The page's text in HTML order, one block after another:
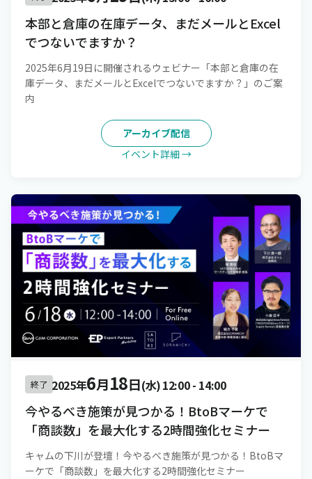
本部と倉庫の在庫データ、まだメールとExcel
でつないでますか？
2025年6月19日に開催されるウェビナー「本部と倉庫の在
庫データ、まだメールとExcelでつないでますか？」のご案
内
アーカイブ配信
イベント詳細 →
終了 2025年6月18日(水)12:00- 14:00
今やるべき施策が見つかる！BtoBマーケで
「商談数」を最大化する2時間強化セミナー
キャムの下川が登壇！今やるべき施策が見つかる！BtoBマ
ーケで「商談数」を最大化する2時間強化セミナー